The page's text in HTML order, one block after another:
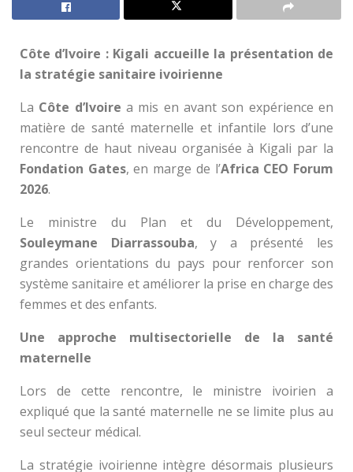
Côte d’Ivoire : Kigali accueille la présentation de
la stratégie sanitaire ivoirienne
La Côte d’Ivoire a mis en avant son expérience en
matière de santé maternelle et infantile lors d’une
rencontre de haut niveau organisée à Kigali par la
Fondation Gates, en marge de l’Africa CEO Forum
2026.
Le ministre du Plan et du Développement,
Souleymane Diarrassouba, y a présenté les
grandes orientations du pays pour renforcer son
système sanitaire et améliorer la prise en charge des
femmes et des enfants.
Une approche multisectorielle de la santé
maternelle
Lors de cette rencontre, le ministre ivoirien a
expliqué que la santé maternelle ne se limite plus au
seul secteur médical.
La stratégie ivoirienne intègre désormais plusieurs